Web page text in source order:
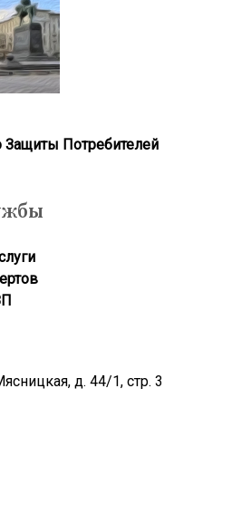
Потребителей
д. 44/1, стр. 3